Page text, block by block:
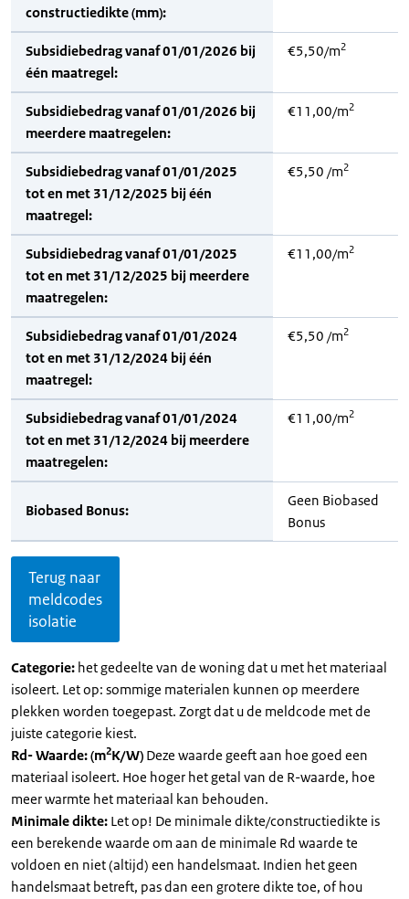
constructiedikte (mm):
Subsidiebedrag vanaf 01/01/2026 bij
één maatregel:
€5,50/m2
Subsidiebedrag vanaf 01/01/2026 bij
meerdere maatregelen:
€11,00/m2
Subsidiebedrag vanaf 01/01/2025
tot en met 31/12/2025 bij één
maatregel:
€5,50 /m2
Subsidiebedrag vanaf 01/01/2025
tot en met 31/12/2025 bij meerdere
maatregelen:
€11,00/m2
Subsidiebedrag vanaf 01/01/2024
tot en met 31/12/2024 bij één
maatregel:
€5,50 /m2
Subsidiebedrag vanaf 01/01/2024
tot en met 31/12/2024 bij meerdere
maatregelen:
€11,00/m2
Biobased Bonus:
Geen Biobased
Bonus
Terug naar
meldcodes
isolatie
Categorie: het gedeelte van de woning dat u met het materiaal
isoleert. Let op: sommige materialen kunnen op meerdere
plekken worden toegepast. Zorgt dat u de meldcode met de
juiste categorie kiest.
Rd- Waarde: (m2K/W) Deze waarde geeft aan hoe goed een
materiaal isoleert. Hoe hoger het getal van de R-waarde, hoe
meer warmte het materiaal kan behouden.
Minimale dikte: Let op! De minimale dikte/constructiedikte is
een berekende waarde om aan de minimale Rd waarde te
voldoen en niet (altijd) een handelsmaat. Indien het geen
handelsmaat betreft, pas dan een grotere dikte toe, of hou